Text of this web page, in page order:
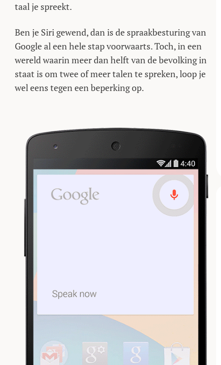
taal je spreekt.
Ben je Siri gewend, dan is de spraakbesturing van
Google al een hele stap voorwaarts. Toch, in een
wereld waarin meer dan helft van de bevolking in
staat is om twee of meer talen te spreken, loop je
wel eens tegen een beperking op.